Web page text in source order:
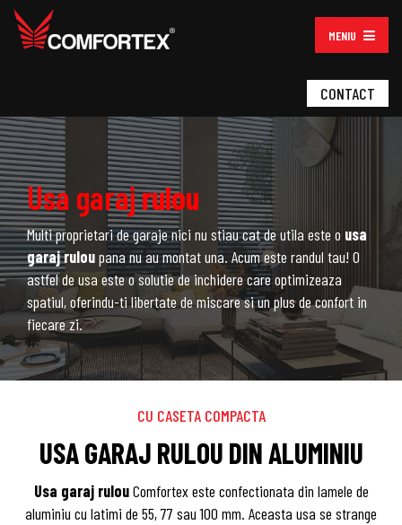
MENIU
CONTACT
Usa garajrulou
Multi proprietari de garaje nici nu stiau cat de utila este o usa
garaj ruloupana nu au montat una. Acum este randul tau! O
astfel de usa este o solutie de inchidere care optimizeaza
spatiul, oferindu-ti libertate de miscare si un plus de confort in
fiecare zi.
CU CASETA COMPACTA
USA GARAJ RULOU DIN ALUMINIU
Usa garaj rulouComfortex este confectionata din lamele de
aluminiu cu latimi de 55, 77 sau 100 mm. Aceasta usa se strange